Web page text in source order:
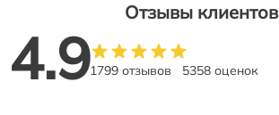
Отзывы клиентов
4.91799 отзывов 5358 оценок